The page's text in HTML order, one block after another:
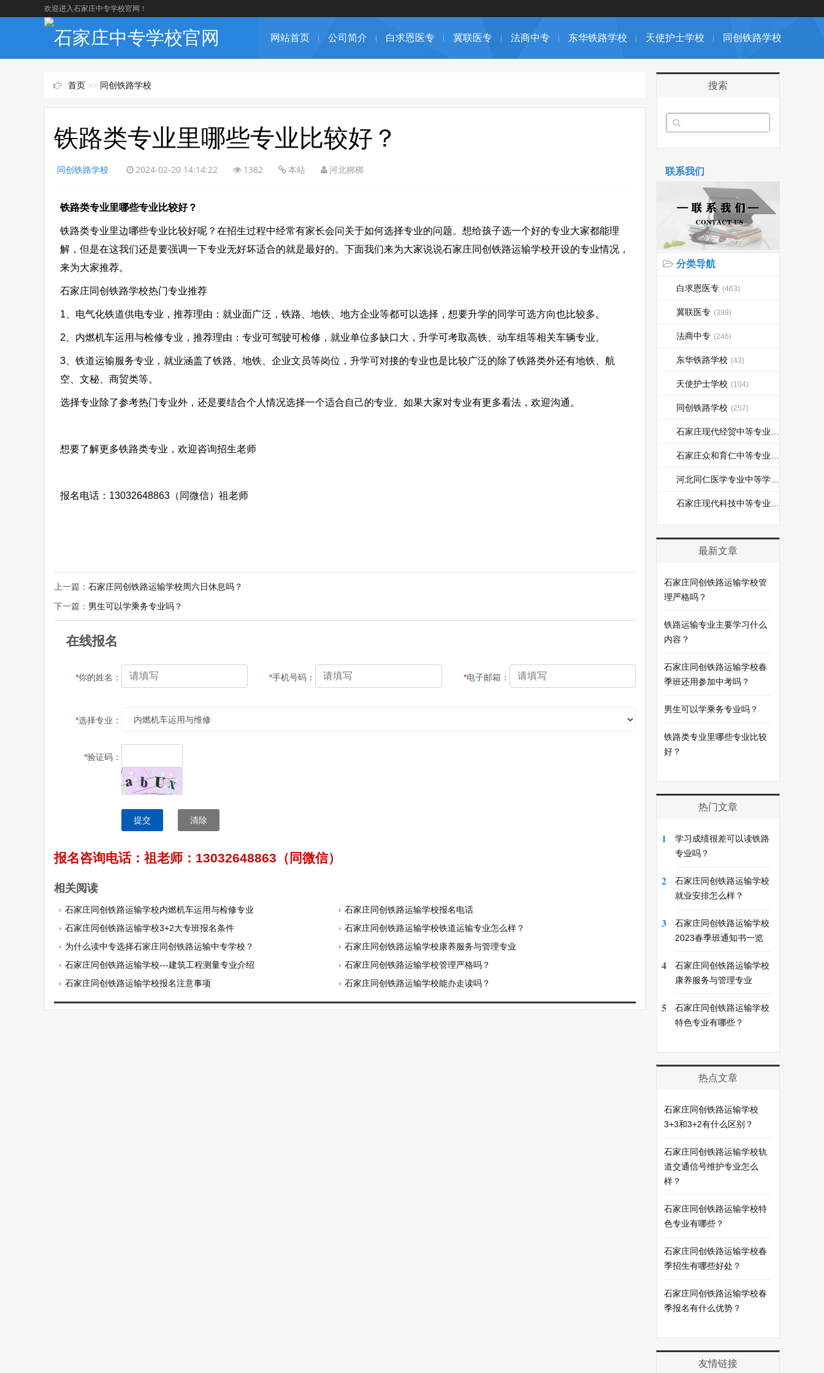
欢迎进入石家庄中专学校官网！
网站首页 公司简介 白求恩医专 冀联医专 法商中专 东华铁路学校 天使护士学校 同创铁路学校
首页 >> 同创铁路学校
铁路类专业里哪些专业比较好？
同创铁路学校 2024-02-20 14:14:22 1382 本站 河北梆梆
铁路类专业里哪些专业比较好？
铁路类专业里边哪些专业比较好呢？在招生过程中经常有家长会问关于如何选择专业的问题。想给孩子选一个好的专业大家都能理
解，但是在这我们还是要强调一下专业无好坏适合的就是最好的。下面我们来为大家说说石家庄同创铁路运输学校开设的专业情况，
来为大家推荐。
石家庄同创铁路学校热门专业推荐
1、电气化铁道供电专业，推荐理由：就业面广泛，铁路、地铁、地方企业等都可以选择，想要升学的同学可选方向也比较多。
2、内燃机车运用与检修专业，推荐理由：专业可驾驶可检修，就业单位多缺口大，升学可考取高铁、动车组等相关车辆专业。
3、铁道运输服务专业，就业涵盖了铁路、地铁、企业文员等岗位，升学可对接的专业也是比较广泛的除了铁路类外还有地铁、航
空、文秘、商贸类等。
选择专业除了参考热门专业外，还是要结合个人情况选择一个适合自己的专业。如果大家对专业有更多看法，欢迎沟通。
想要了解更多铁路类专业，欢迎咨询招生老师
报名电话：13032648863（同微信）祖老师
上一篇： 石家庄同创铁路运输学校周六日休息吗？
下一篇： 男生可以学乘务专业吗？
在线报名
*你的姓名： *手机号码： *电子邮箱：
*选择专业：
*验证码：
提交 清除
报名咨询电话：祖老师：13032648863（同微信）
相关阅读
石家庄同创铁路运输学校内燃机车运用与检修专业
石家庄同创铁路运输学校报名电话
石家庄同创铁路运输学校3+2大专班报名条件
石家庄同创铁路运输学校铁道运输专业怎么样？
为什么读中专选择石家庄同创铁路运输中专学校？
石家庄同创铁路运输学校康养服务与管理专业
石家庄同创铁路运输学校---建筑工程测量专业介绍
石家庄同创铁路运输学校管理严格吗？
石家庄同创铁路运输学校报名注意事项
石家庄同创铁路运输学校能办走读吗？
搜索
联系我们
分类导航
白求恩医专 (463)
冀联医专 (399)
法商中专 (246)
东华铁路学校 (43)
天使护士学校 (104)
同创铁路学校 (257)
石家庄现代经贸中等专业学校
石家庄众和育仁中等专业学校
河北同仁医学专业中等学校
石家庄现代科技中等专业学校
最新文章
石家庄同创铁路运输学校管
理严格吗？
铁路运输专业主要学习什么
内容？
石家庄同创铁路运输学校春
季班还用参加中考吗？
男生可以学乘务专业吗？
铁路类专业里哪些专业比较
好？
热门文章
1
学习成绩很差可以读铁路
专业吗？
2
石家庄同创铁路运输学校
就业安排怎么样？
3
石家庄同创铁路运输学校
2023春季班通知书一览
4
石家庄同创铁路运输学校
康养服务与管理专业
5
石家庄同创铁路运输学校
特色专业有哪些？
热点文章
石家庄同创铁路运输学校
3+3和3+2有什么区别？
石家庄同创铁路运输学校轨
道交通信号维护专业怎么
样？
石家庄同创铁路运输学校特
色专业有哪些？
石家庄同创铁路运输学校春
季招生有哪些好处？
石家庄同创铁路运输学校春
季报名有什么优势？
友情链接